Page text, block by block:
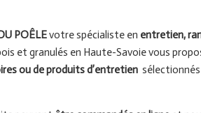
POÊLEvotre spécialiste en entretien,
et granulés en Haute-Savoie vous
ou de produits d’entretien sélectionnés